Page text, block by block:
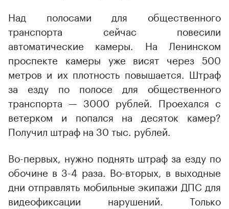
Над полосами для общественного
транспорта сейчас повесили
автоматические камеры. На Ленинском
проспекте камеры уже висят через 500
метров и их плотность повышается. Штраф
за езду по полосе для общественного
транспорта — 3000 рублей. Проехался с
ветерком и попался на десяток камер?
Получил штраф на 30 тыс. рублей.
Во-первых, нужно поднять штраф за езду по
обочине в 3-4 раза. Во-вторых, в выходные
дни отправлять мобильные экипажи ДПС для
видеофиксации нарушений. Только